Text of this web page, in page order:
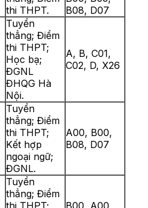
thi THPT.
B08, D07
Tuyển
thẳng; Điểm
thi THPT;
Học bạ;
ĐGNL
ĐHQG Hà
Nội.
A, B, C01,
C02, D, X26
Tuyển
thẳng; Điểm
thi THPT;
Kết hợp
ngoại ngữ;
ĐGNL.
A00, B00,
B08, D07
Tuyển
thẳng; Điểm
thi THPT;
B00, A00,